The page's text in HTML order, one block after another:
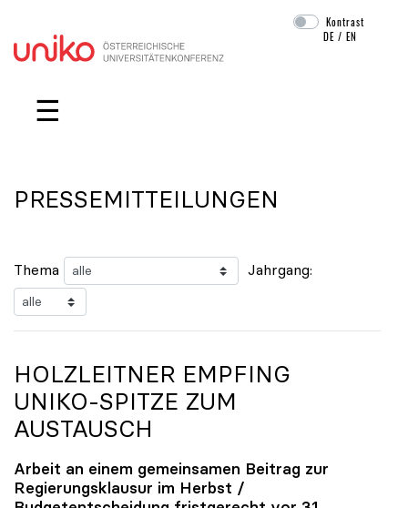
Navigation überspringen
Kontrast
DE /EN
☰
PRESSEMITTEILUNGEN
Thema Jahrgang:
HOLZLEITNER EMPFING
UNIKO-SPITZE ZUM
AUSTAUSCH
Arbeit an einem gemeinsamen Beitrag zur
Regierungsklausur im Herbst /